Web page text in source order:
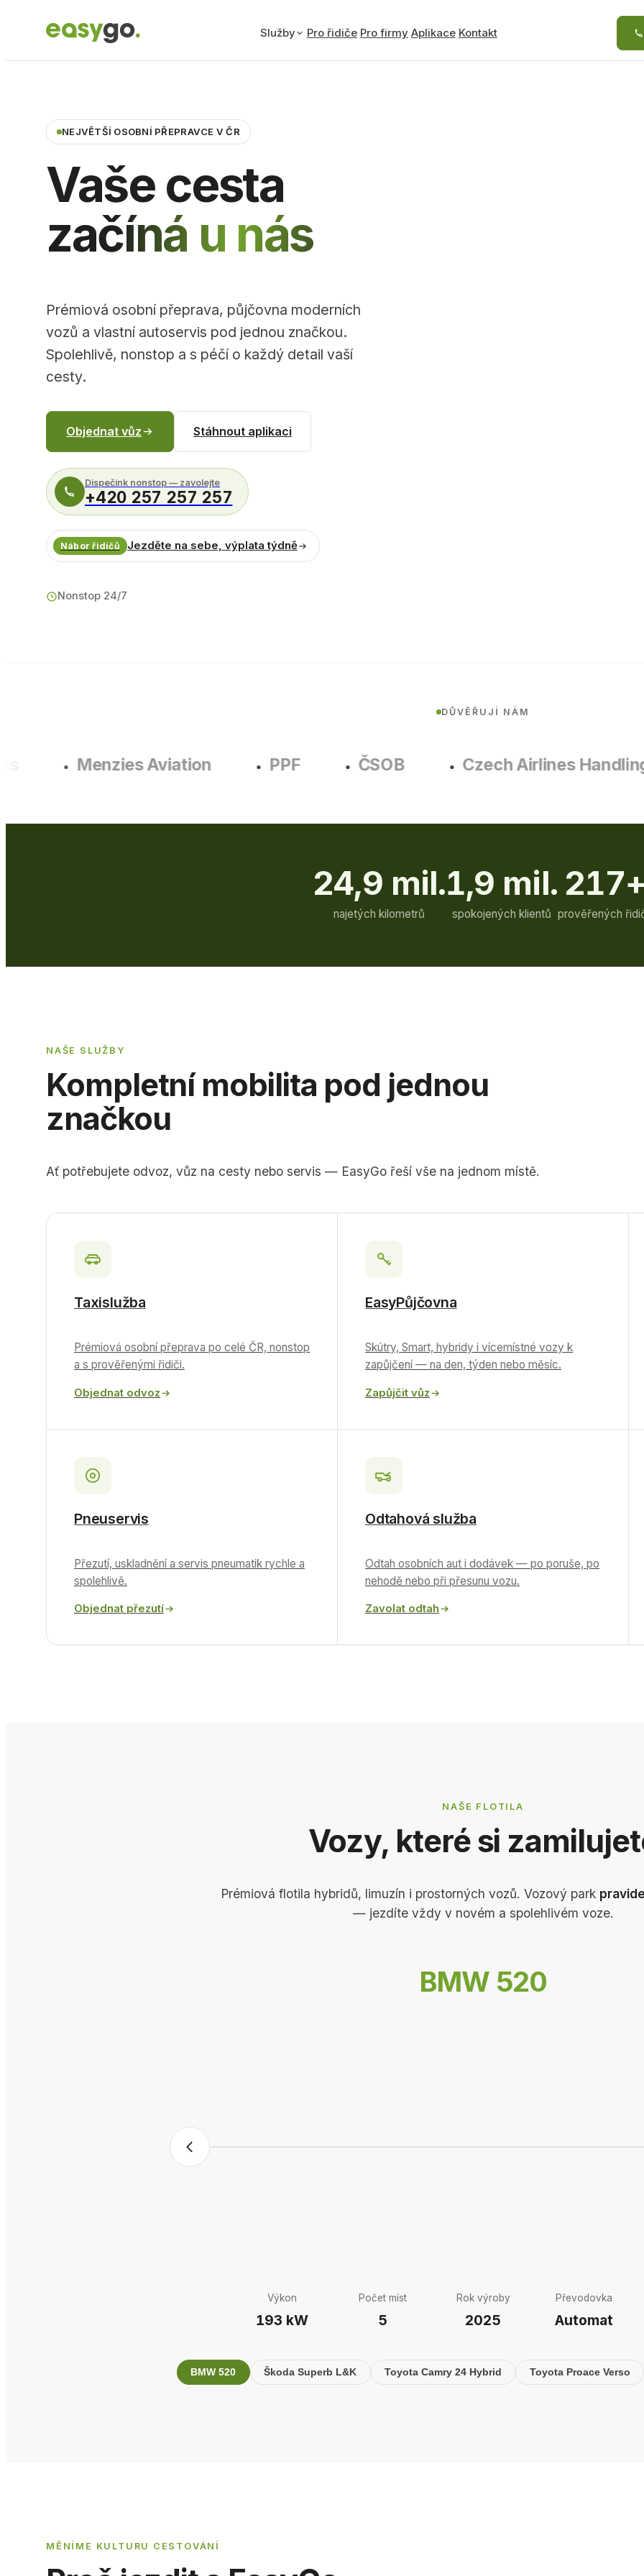
Služby Pro řidiče Pro firmy Aplikace Kontakt
NEJVĚTŠÍ OSOBNÍ PŘEPRAVCE V ČR
Vaše cesta
začíná u nás
Prémiová osobní přeprava, půjčovna moderních
vozů a vlastní autoservis pod jednou značkou.
Spolehlivě, nonstop a s péčí o každý detail vaší
cesty.
Objednat vůz Stáhnout aplikaci
Dispečink nonstop — zavolejte
+420 257 257 257
Nábor řidičů Jezděte na sebe, výplata týdně
Nonstop 24/7
DŮVĚŘUJÍ NÁM
Menzies Aviation PPF ČSOB Czech Airlines Handling
24,9 mil.
najetých kilometrů
1,9 mil.
spokojených klientů
217+
prověřených
NAŠE SLUŽBY
Kompletní mobilita pod jednou
značkou
Ať potřebujete odvoz, vůz na cesty nebo servis — EasyGo řeší vše na jednom místě.
Taxislužba
Prémiová osobní přeprava po celé ČR, nonstop
a s prověřenými řidiči.
Objednat odvoz
EasyPůjčovna
Skútry, Smart, hybridy i vícemístné vozy k
zapůjčení — na den, týden nebo měsíc.
Zapůjčit vůz
Pneuservis
Přezutí, uskladnění a servis pneumatik rychle a
spolehlivě.
Objednat přezutí
Odtahová služba
Odtah osobních aut i dodávek — po poruše, po
nehodě nebo při přesunu vozu.
Zavolat odtah
NAŠE FLOTILA
Vozy, které si
Prémiová flotila hybridů, limuzín i prostorných vozů. Vozový park
— jezdíte vždy v novém a spolehlivém voze.
BMW 520
Výkon
193 kW
Počet míst
5
Rok výroby
2025
Převodovka
Automat
BMW 520 Škoda Superb L&K Toyota Camry 24 Hybrid Toyota Proace Verso
MĚNÍME KULTURU CESTOVÁNÍ